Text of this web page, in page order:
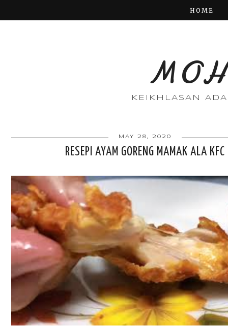
HOME
KEIKHLASAN
MAY 28, 2020
RESEPI AYAM GORENG MAMAK ALA KFC